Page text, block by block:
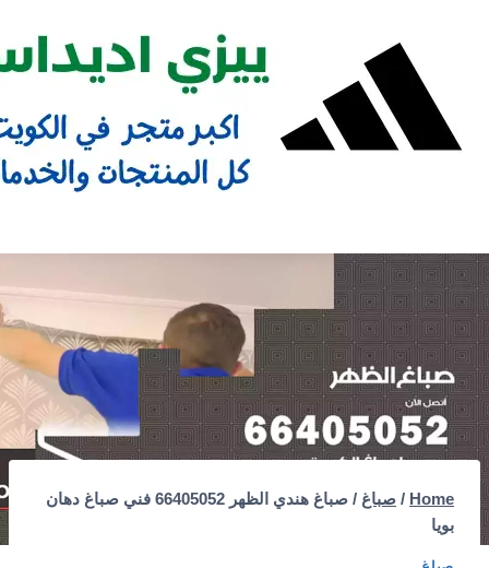
content
Home
/ صباغ /
صباغ هندي الظهر 66405052 فني صباغ دهان
بويا